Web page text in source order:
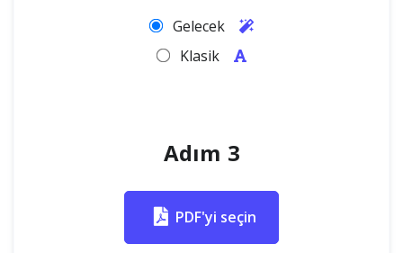
Gelecek
Klasik
Adım 3
PDF'yi seçin